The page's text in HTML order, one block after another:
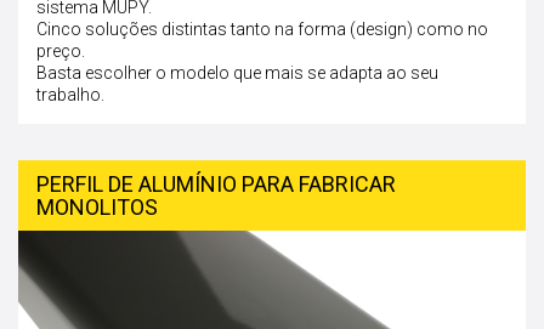
sistema MUPY.
Cinco soluções distintas tanto na forma (design) como no
preço.
Basta escolher o modelo que mais se adapta ao seu
trabalho.
PERFIL DE ALUMÍNIO PARA FABRICAR
MONOLITOS